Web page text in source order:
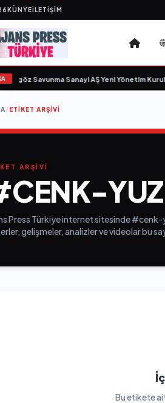
KÜNYEİLETIŞIM
Savunma Sanayi AŞ Yeni Yönetim
/ETIKET ARŞIVI
ARŞİVİ
Press Türkiye internet sitesinde
gelişmeler, analizler ve videolar bu
Bu etikete